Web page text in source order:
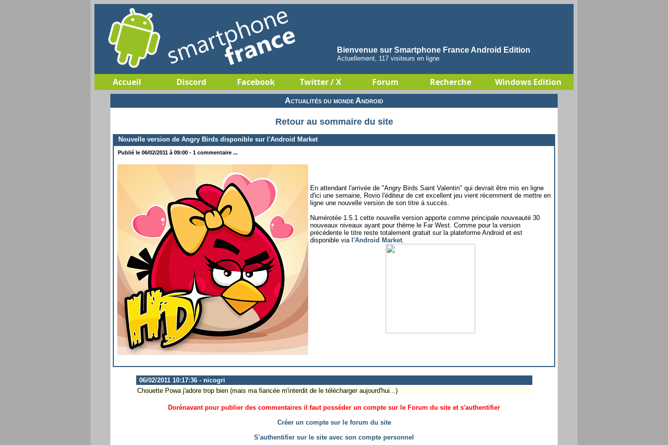
Bienvenue sur Smartphone France Android Edition
Actuellement, 117 visiteurs en ligne
Accueil Discord Facebook Twitter / X Forum Recherche Windows Edition
Actualités du monde Android
Retour au sommaire du site
Nouvelle version de Angry Birds disponible sur l'Android Market
Publié le 06/02/2011 à 09:00 - 1 commentaire ...
En attendant l'arrivée de "Angry Birds Saint Valentin" qui devrait être mis en ligne
d'ici une semaine, Rovio l'éditeur de cet excellent jeu vient récemment de mettre en
ligne une nouvelle version de son titre à succès.
Numérotée 1.5.1 cette nouvelle version apporte comme principale nouveauté 30
nouveaux niveaux ayant pour thème le Far West. Comme pour la version
précédente le titre reste totalement gratuit sur la plateforme Android et est
disponible via l'Android Market
06/02/2011 10:17:36 - nicogri
Chouette Powa j'adore trop bien (mais ma fiancée m'interdit de le télécharger aujourd'hui...)
Dorénavant pour publier des commentaires il faut posséder un compte sur le Forum du site et s'authentifier
Créer un compte sur le forum du site
S'authentifier sur le site avec son compte personnel